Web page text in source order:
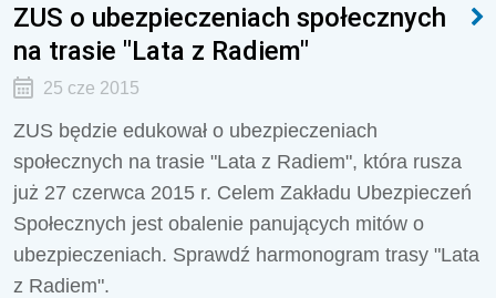
ZUS o ubezpieczeniach społecznych
na trasie "Lata z Radiem"
25 cze 2015
ZUS będzie edukował o ubezpieczeniach
społecznych na trasie "Lata z Radiem", która rusza
już 27 czerwca 2015 r. Celem Zakładu Ubezpieczeń
Społecznych jest obalenie panujących mitów o
ubezpieczeniach. Sprawdź harmonogram trasy "Lata
z Radiem".